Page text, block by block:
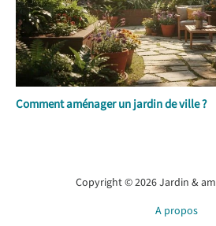
Comment aménager un jardin de ville ?
Copyright © 2026 Jardin &
A propos